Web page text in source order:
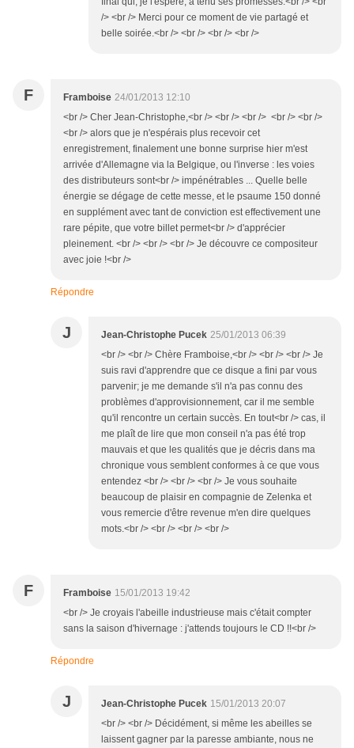
/> <br /> Merci pour ce moment de vie partagé et
belle soirée.<br /> <br /> <br /> <br />
F Framboise 24/01/2013 12:10
<br /> Cher Jean-Christophe,<br /> <br /> <br /> <br /> <br />
<br /> alors que je n'espérais plus recevoir cet
enregistrement, finalement une bonne surprise hier m'est
arrivée d'Allemagne via la Belgique, ou l'inverse : les voies
des distributeurs sont<br /> impénétrables ... Quelle belle
énergie se dégage de cette messe, et le psaume 150 donné
en supplément avec tant de conviction est effectivement une
rare pépite, que votre billet permet<br /> d'apprécier
pleinement. <br /> <br /> <br /> Je découvre ce compositeur
avec joie !<br />
Répondre
J Jean-Christophe Pucek 25/01/2013 06:39
<br /> <br /> Chère Framboise,<br /> <br /> <br /> Je
suis ravi d'apprendre que ce disque a fini par vous
parvenir; je me demande s'il n'a pas connu des
problèmes d'approvisionnement, car il me semble
qu'il rencontre un certain succès. En tout<br /> cas, il
me plaît de lire que mon conseil n'a pas été trop
mauvais et que les qualités que je décris dans ma
chronique vous semblent conformes à ce que vous
entendez <br /> <br /> <br /> Je vous souhaite
beaucoup de plaisir en compagnie de Zelenka et
vous remercie d'être revenue m'en dire quelques
mots.<br /> <br /> <br /> <br />
F Framboise 15/01/2013 19:42
<br /> Je croyais l'abeille industrieuse mais c'était compter
sans la saison d'hivernage : j'attends toujours le CD !!<br />
Répondre
J Jean-Christophe Pucek 15/01/2013 20:07
<br /> <br /> Décidément, si même les abeilles se
laissent gagner par la paresse ambiante, nous ne